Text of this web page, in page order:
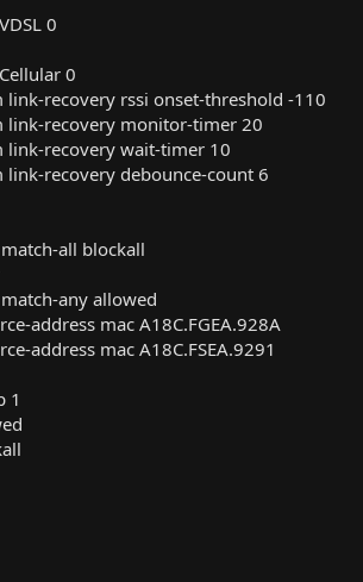
0
0
recovery rssi onset-threshold -110
link-recovery monitor-timer 20
link-recovery wait-timer 10
recovery debounce-count 6
all blockall
any allowed
address mac A18C.FGEA.928A
address mac A18C.FSEA.9291
1